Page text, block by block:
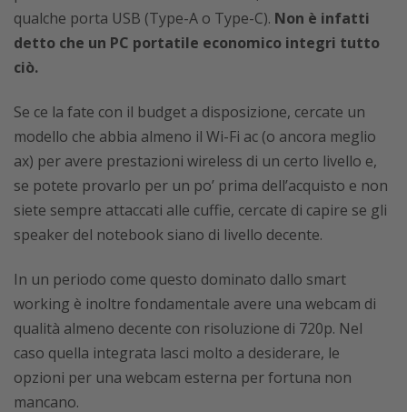
qualche porta USB (Type-A o Type-C). Non è infatti
detto che un PC portatile economico integri tutto
ciò.
Se ce la fate con il budget a disposizione, cercate un
modello che abbia almeno il Wi-Fi ac (o ancora meglio
ax) per avere prestazioni wireless di un certo livello e,
se potete provarlo per un po’ prima dell’acquisto e non
siete sempre attaccati alle cuffie, cercate di capire se gli
speaker del notebook siano di livello decente.
In un periodo come questo dominato dallo smart
working è inoltre fondamentale avere una webcam di
qualità almeno decente con risoluzione di 720p. Nel
caso quella integrata lasci molto a desiderare, le
opzioni per una webcam esterna per fortuna non
mancano.